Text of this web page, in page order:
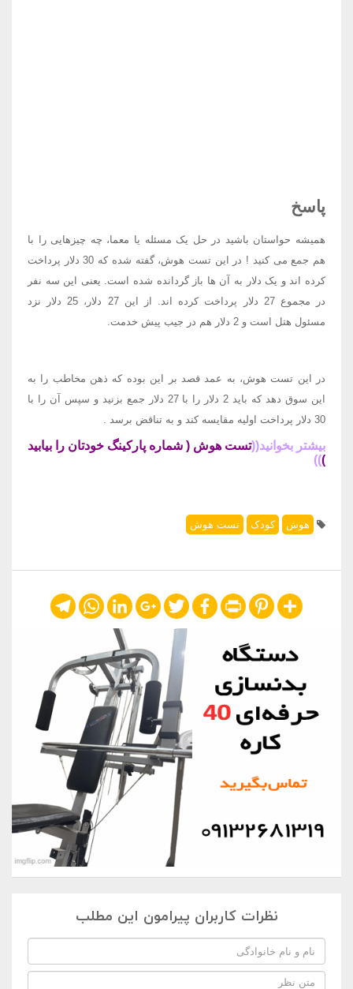
پاسخ
همیشه حواستان باشید در حل یک مسئله یا معما، چه چیزهایی را با
هم جمع می کنید !
در این تست هوش، گفته شده که 30 دلار پرداخت
کرده اند و یک دلار به آن ها باز گردانده شده است. یعنی این سه نفر
در مجموع 27 دلار پرداخت کرده اند
از این 27 دلار، 25 دلار نزد
مسئول هتل است و 2 دلار هم در جیب پیش خدمت
در این تست هوش، به عمد قصد بر این بوده که ذهن مخاطب را به
این سوق دهد که باید 2 دلار را با 27 دلار جمع بزنید و سپس آن را با
30 دلار پرداخت اولیه مقایسه کند و به تناقض برسد
بیشتر بخوانید((تست هوش ( شماره پارکینگ خودتان را بیابید
)
))
هوش کودک تست هوش
Share
Pinterest
Print
Facebook
Twitter
Google+
LinkedIn
WhatsApp
Telegram
نظرات کاربران پیرامون این مطلب